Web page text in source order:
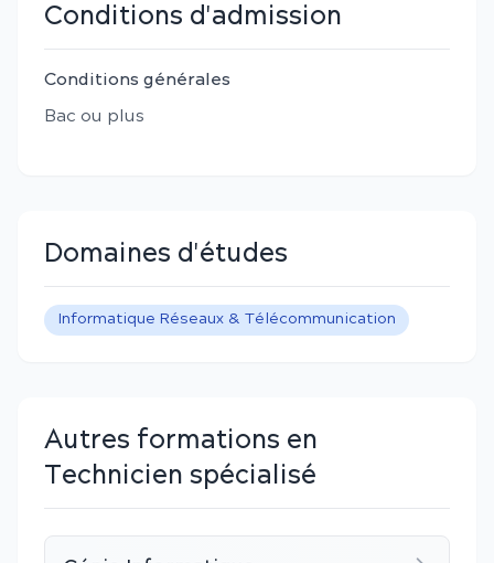
Conditions d'admission
Conditions générales
Bac ou plus
Domaines d'études
Informatique Réseaux & Télécommunication
Autres formations en
Technicien spécialisé